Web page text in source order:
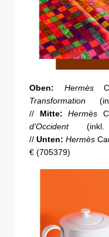
Oben: Hermès
Transformation
// Mitte: Hermès
d’Occident(inkl.
//Unten: Hermès
€ (705379)